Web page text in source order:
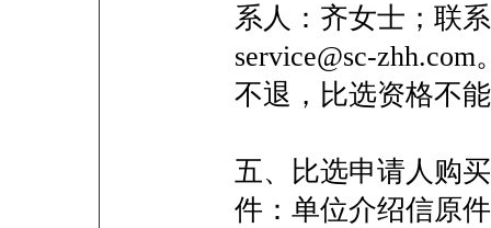
系人：齐女士；联
service@sc-
不退，比选资格不
五、比选申请人购
件：单位介绍信原